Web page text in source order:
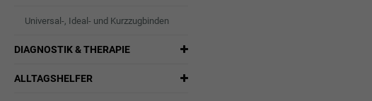
Universal-, Ideal- und Kurzzugbinden
DIAGNOSTIK & THERAPIE
ALLTAGSHELFER